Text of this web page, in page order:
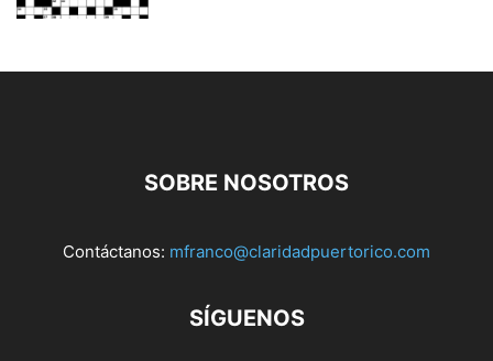
SOBRE NOSOTROS
Contáctanos: mfranco@claridadpuertorico.com
SÍGUENOS